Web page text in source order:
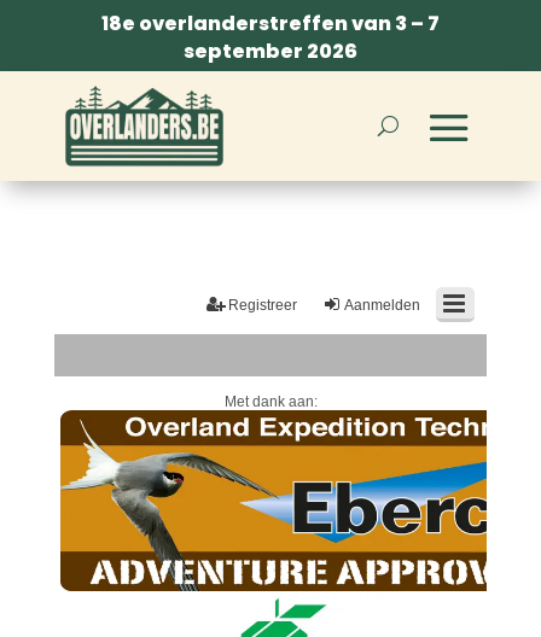
18e overlanderstreffen van 3 – 7
september 2026